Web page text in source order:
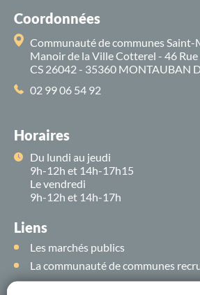
Coordonnées
Communauté de communes
Manoir de la Ville Cotterel - 46
CS 26042 - 35360 MONTAUBAN
02 99 06 54 92
Horaires
Du lundi au jeudi
9h-12h et 14h-17h15
Le vendredi
9h-12h et 14h-17h
Liens
Les marchés publics
La communauté de communes